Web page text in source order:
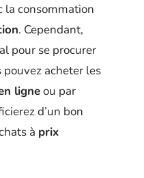
la consommation
. Cependant,
pour se procurer
acheter les
ligneou par
d’un bon
à prix